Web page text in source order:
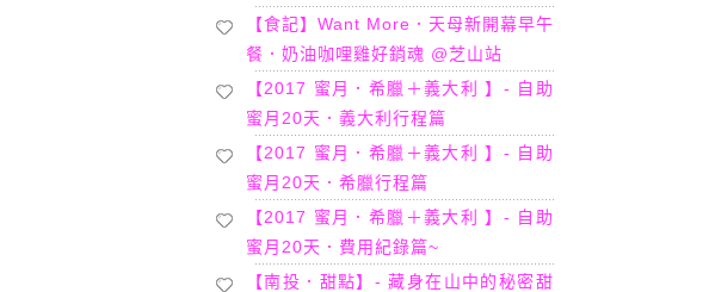
【食記】Want More．天母新開幕早午
餐．奶油咖哩雞好銷魂 @芝山站
【2017 蜜月．希臘＋義大利 】- 自助
蜜月20天．義大利行程篇
【2017 蜜月．希臘＋義大利 】- 自助
蜜月20天．希臘行程篇
【2017 蜜月．希臘＋義大利 】- 自助
蜜月20天．費用紀錄篇~
【南投．甜點】- 藏身在山中的秘密甜